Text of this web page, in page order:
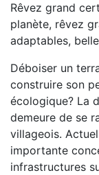
Rêvez grand
planète, rêvez
adaptables,
Déboiser un
construire son
écologique? La
demeure de se
villageois.
importante
infrastructures